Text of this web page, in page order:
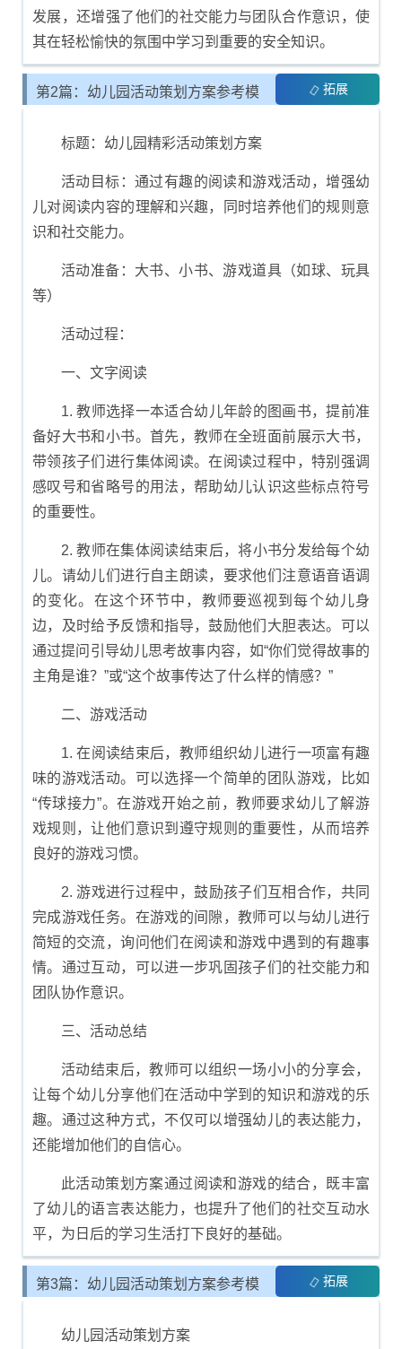
发展，还增强了他们的社交能力与团队合作意识，使
其在轻松愉快的氛围中学习到重要的安全知识。
第2篇：幼儿园活动策划方案参考模 拓展
标题：幼儿园精彩活动策划方案
活动目标：通过有趣的阅读和游戏活动，增强幼
儿对阅读内容的理解和兴趣，同时培养他们的规则意
识和社交能力。
活动准备：大书、小书、游戏道具（如球、玩具
等）
活动过程：
一、文字阅读
1. 教师选择一本适合幼儿年龄的图画书，提前准
备好大书和小书。首先，教师在全班面前展示大书，
带领孩子们进行集体阅读。在阅读过程中，特别强调
感叹号和省略号的用法，帮助幼儿认识这些标点符号
的重要性。
2. 教师在集体阅读结束后，将小书分发给每个幼
儿。请幼儿们进行自主朗读，要求他们注意语音语调
的变化。在这个环节中，教师要巡视到每个幼儿身
边，及时给予反馈和指导，鼓励他们大胆表达。可以
通过提问引导幼儿思考故事内容，如“你们觉得故事的
主角是谁？”或“这个故事传达了什么样的情感？”
二、游戏活动
1. 在阅读结束后，教师组织幼儿进行一项富有趣
味的游戏活动。可以选择一个简单的团队游戏，比如
“传球接力”。在游戏开始之前，教师要求幼儿了解游
戏规则，让他们意识到遵守规则的重要性，从而培养
良好的游戏习惯。
2. 游戏进行过程中，鼓励孩子们互相合作，共同
完成游戏任务。在游戏的间隙，教师可以与幼儿进行
简短的交流，询问他们在阅读和游戏中遇到的有趣事
情。通过互动，可以进一步巩固孩子们的社交能力和
团队协作意识。
三、活动总结
活动结束后，教师可以组织一场小小的分享会，
让每个幼儿分享他们在活动中学到的知识和游戏的乐
趣。通过这种方式，不仅可以增强幼儿的表达能力，
还能增加他们的自信心。
此活动策划方案通过阅读和游戏的结合，既丰富
了幼儿的语言表达能力，也提升了他们的社交互动水
平，为日后的学习生活打下良好的基础。
第3篇：幼儿园活动策划方案参考模 拓展
幼儿园活动策划方案